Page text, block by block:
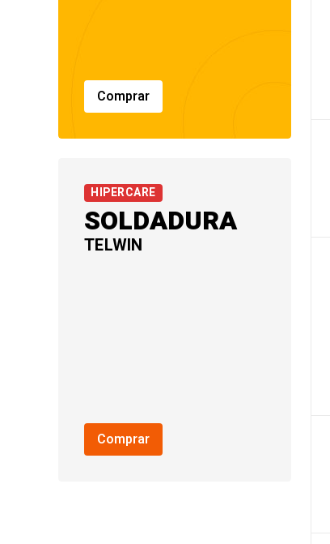
Comprar
HIPERCARE
SOLDADURA
TELWIN
Comprar